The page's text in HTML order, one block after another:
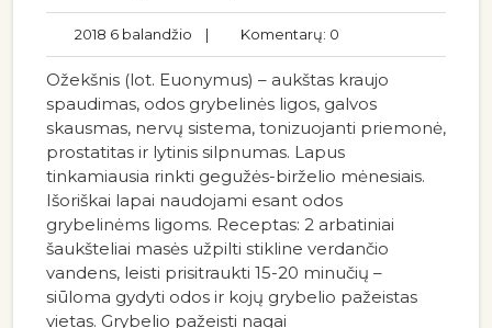
2018 6 balandžio | Komentarų: 0
Ožekšnis (lot. Euonymus) – aukštas kraujo
spaudimas, odos grybelinės ligos, galvos
skausmas, nervų sistema, tonizuojanti priemonė,
prostatitas ir lytinis silpnumas. Lapus
tinkamiausia rinkti gegužės-birželio mėnesiais.
Išoriškai lapai naudojami esant odos
grybelinėms ligoms. Receptas: 2 arbatiniai
šaukšteliai masės užpilti stikline verdančio
vandens, leisti prisitraukti 15-20 minučių –
siūloma gydyti odos ir kojų grybelio pažeistas
vietas. Grybelio pažeisti nagai